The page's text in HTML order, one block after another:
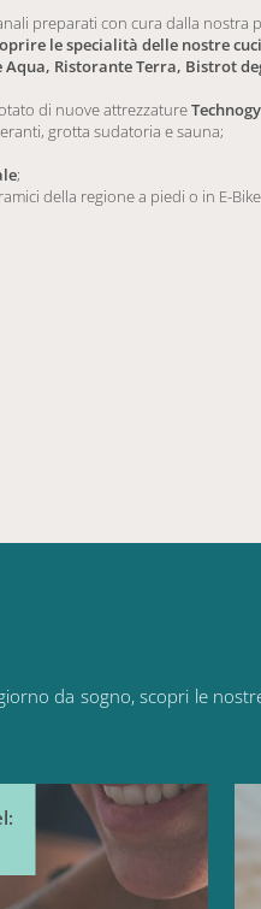
preparati con cura dalla nostra
le specialità delle nostre
Aqua, Ristorante Terra, Bistrot
di nuove attrezzature
grotta sudatoria e sauna;
;
della regione a piedi o in E-
da sogno, scopri le